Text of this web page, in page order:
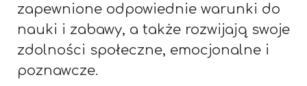
zapewnione odpowiednie warunki do
nauki i zabawy, a także rozwijają swoje
zdolności społeczne, emocjonalne i
poznawcze.